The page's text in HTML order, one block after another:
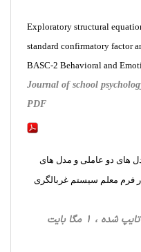
Exploratory structural
standard confirmatory factor
BASC-2 Behavioral and
Journal of school
PDF
های دو عاملی و مدل های
در فرم معلم سیستم غربالگری
، کلیه گرایش ها، 46 صفحه فارسی تایپ شده ، 1 مگا بایت